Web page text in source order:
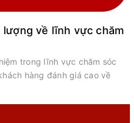
về lĩnh vực chăm
trong lĩnh vực chăm sóc
hàng đánh giá cao về